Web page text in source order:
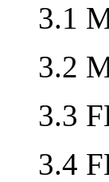
3.1
3.2
3.3
3.4